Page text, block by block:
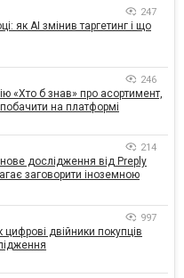
247
як AI змінив таргетинг і що
246
«Хто б знав» про асортимент,
на платформі
214
дослідження від Preply
заговорити іноземною
997
двійники покупців